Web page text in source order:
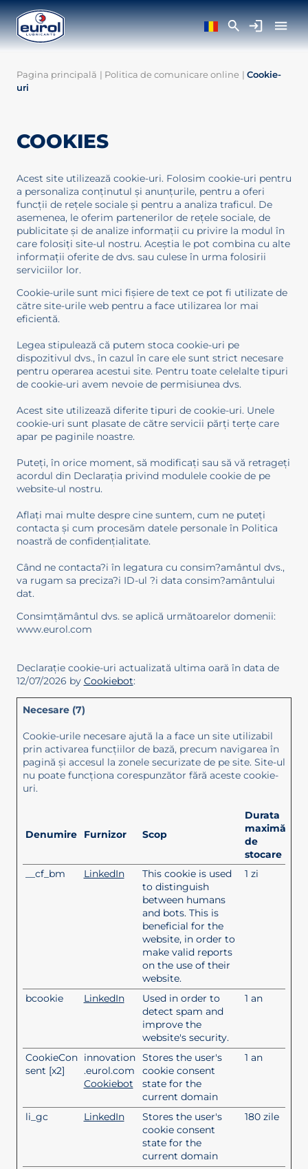
Pagina principală | Politica de comunicare online | Cookie-
uri
COOKIES
Acest site utilizează cookie-uri. Folosim cookie-uri pentru
a personaliza conținutul și anunțurile, pentru a oferi
funcții de rețele sociale și pentru a analiza traficul. De
asemenea, le oferim partenerilor de rețele sociale, de
publicitate și de analize informații cu privire la modul în
care folosiți site-ul nostru. Aceștia le pot combina cu alte
informații oferite de dvs. sau culese în urma folosirii
serviciilor lor.
Cookie-urile sunt mici fişiere de text ce pot fi utilizate de
către site-urile web pentru a face utilizarea lor mai
eficientă.
Legea stipulează că putem stoca cookie-uri pe
dispozitivul dvs., în cazul în care ele sunt strict necesare
pentru operarea acestui site. Pentru toate celelalte tipuri
de cookie-uri avem nevoie de permisiunea dvs.
Acest site utilizează diferite tipuri de cookie-uri. Unele
cookie-uri sunt plasate de către servicii părţi terţe care
apar pe paginile noastre.
Puteți, în orice moment, să modificați sau să vă retrageți
acordul din Declarația privind modulele cookie de pe
website-ul nostru.
Aflați mai multe despre cine suntem, cum ne puteți
contacta și cum procesăm datele personale în Politica
noastră de confidențialitate.
Când ne contacta?i în legatura cu consim?amântul dvs.,
va rugam sa preciza?i ID-ul ?i data consim?amântului
dat.
Consimţământul dvs. se aplică următoarelor domenii:
www.eurol.com
Declaraţie cookie-uri actualizată ultima oară în data de
12/07/2026 by Cookiebot:
Necesare (7)
Cookie-urile necesare ajută la a face un site utilizabil
prin activarea funcţiilor de bază, precum navigarea în
pagină şi accesul la zonele securizate de pe site. Site-ul
nu poate funcţiona corespunzător fără aceste cookie-
uri.
Denumire Furnizor Scop
Durata
maximă
de
stocare
__cf_bm
LinkedIn
This cookie is used
to distinguish
between humans
and bots. This is
beneficial for the
website, in order to
make valid reports
on the use of their
website.
1 zi
bcookie LinkedIn
Used in order to
detect spam and
improve the
website's security.
1 an
CookieCon
sent [x2]
innovation
.eurol.com
Cookiebot
Stores the user's
cookie consent
state for the
current domain
1 an
li_gc LinkedIn
Stores the user's
cookie consent
state for the
current domain
180 zile